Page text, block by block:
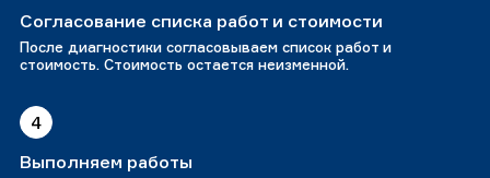
Согласование списка работ и стоимости
После диагностики согласовываем список работ и
стоимость. Стоимость остается неизменной.
4
Выполняем работы